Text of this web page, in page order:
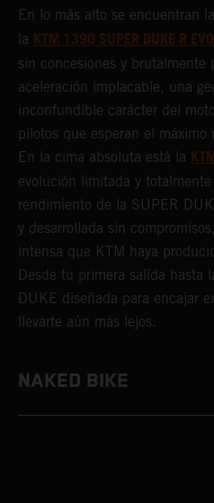
En lo más alto se encuentran la
la KTM 1390 SUPER DUKE R EVO
sin concesiones y brutalmente
aceleración implacable, una
inconfundible carácter del
pilotos que esperan el
En la cima absoluta está la
evolución limitada y
rendimiento de la SUPER
y desarrollada sin
intensa que KTM haya
Desde tu primera salida hasta
DUKE diseñada para encajar
llevarte aún más lejos.
NAKED BIKE